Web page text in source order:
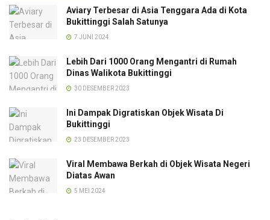
Aviary Terbesar di Asia Tenggara Ada di Kota
Bukittinggi Salah Satunya
7 JUNI 2024
Lebih Dari 1000 Orang Mengantri di Rumah
Dinas Walikota Bukittinggi
30 DESEMBER 2023
Ini Dampak Digratiskan Objek Wisata Di
Bukittinggi
23 DESEMBER 2023
Viral Membawa Berkah di Objek Wisata Negeri
Diatas Awan
5 MEI 2024